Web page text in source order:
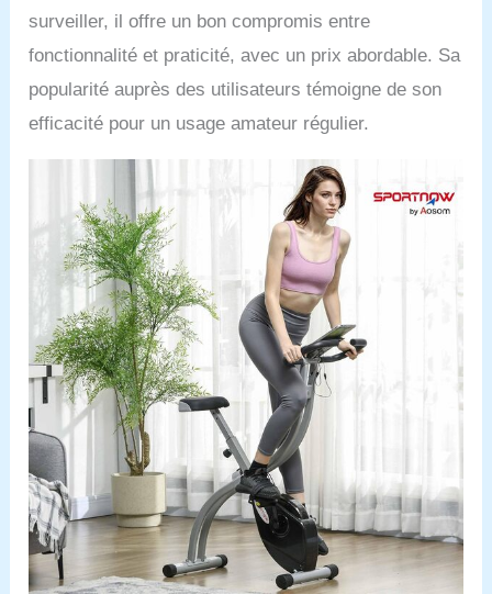
surveiller, il offre un bon compromis entre
fonctionnalité et praticité, avec un prix abordable. Sa
popularité auprès des utilisateurs témoigne de son
efficacité pour un usage amateur régulier.